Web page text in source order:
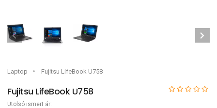
Laptop Fujitsu LifeBook U758
Fujitsu LifeBook U758
Utolsó ismert ár: